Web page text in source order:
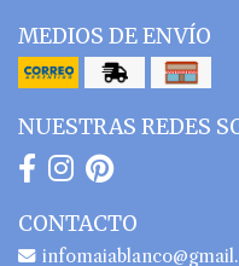
MEDIOS DE ENVÍO
NUESTRAS REDES
CONTACTO